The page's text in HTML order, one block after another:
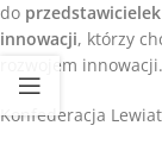
do
innowacji, którzy
rozwojem innowacji.
Konfederacja